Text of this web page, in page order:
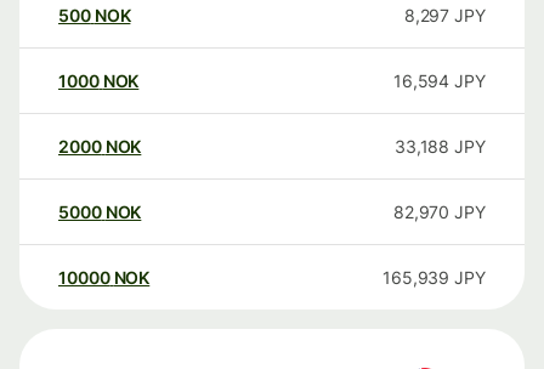
500 NOK 8,297 JPY
1000 NOK 16,594 JPY
2000 NOK 33,188 JPY
5000 NOK 82,970 JPY
10000 NOK 165,939 JPY